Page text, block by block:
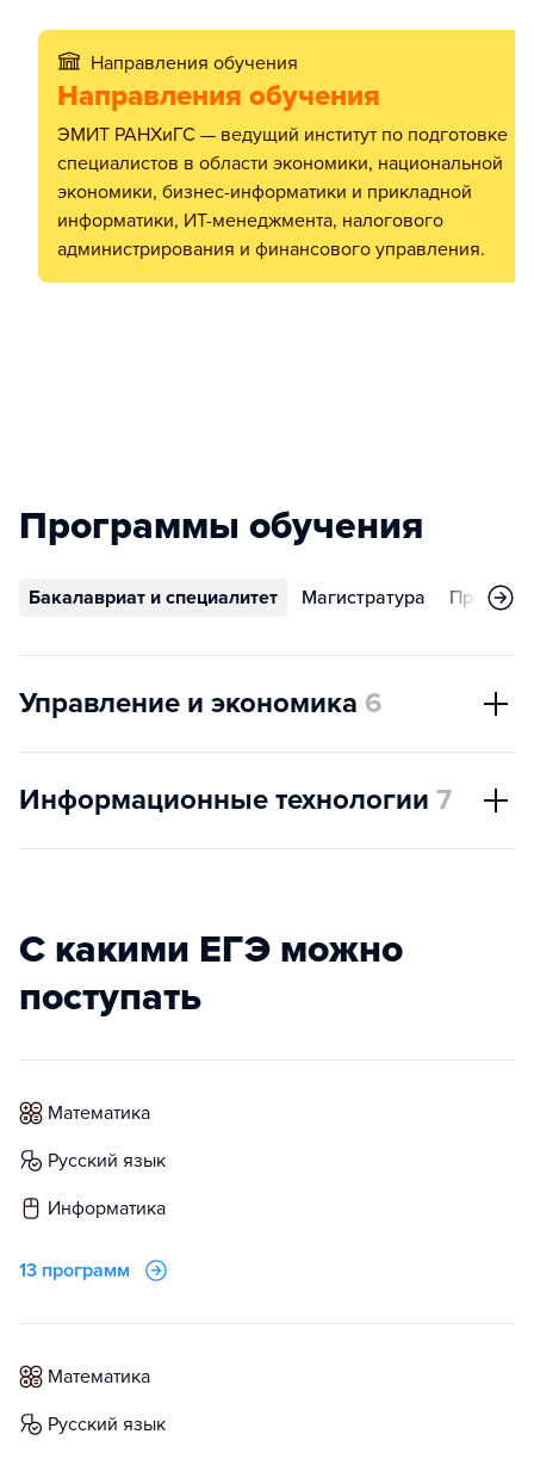
Направления обучения
Направления обучения
ЭМИТ РАНХиГС — ведущий институт по подготовке
специалистов в области экономики, национальной
экономики, бизнес-информатики и прикладной
информатики, ИТ-менеджмента, налогового
администрирования и финансового управления.
Программы обучения
Бакалавриат и специалитет Магистратура
Управление и экономика 6
Информационные технологии 7
С какими ЕГЭ можно
поступать
математика
русский язык
информатика
13 программ
математика
русский язык